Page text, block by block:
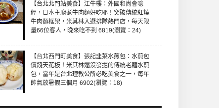
【台北北門站美食】江牛樓：外國和尚會唸
經，日本主廚煮牛肉麵好吃耶！突破傳統紅燒
牛肉麵框架，米其林入選排隊熱門店，每天限
量66位客人，晚來吃不到 6819(瀏覽：24)
【台北西門町美食】張記韭菜水煎包：水煎包
價錢天花板！米其林還沒發掘的傳統老麵水煎
包，當年是台北理教公所必吃美食之一，每年
帥氣放暑假三個月 6902(瀏覽：18)